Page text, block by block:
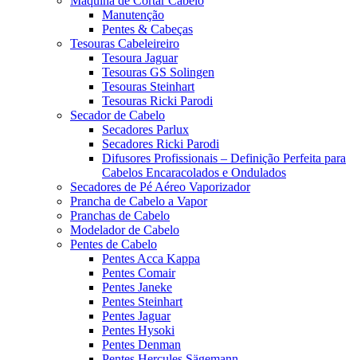
Manutenção
Pentes & Cabeças
Tesouras Cabeleireiro
Tesoura Jaguar
Tesouras GS Solingen
Tesouras Steinhart
Tesouras Ricki Parodi
Secador de Cabelo
Secadores Parlux
Secadores Ricki Parodi
Difusores Profissionais – Definição Perfeita para
Cabelos Encaracolados e Ondulados
Secadores de Pé Aéreo Vaporizador
Prancha de Cabelo a Vapor
Pranchas de Cabelo
Modelador de Cabelo
Pentes de Cabelo
Pentes Acca Kappa
Pentes Comair
Pentes Janeke
Pentes Steinhart
Pentes Jaguar
Pentes Hysoki
Pentes Denman